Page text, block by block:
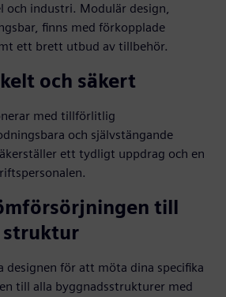
och industri. Modulär design,
finns med förkopplade
ett brett utbud av tillbehör.
och säkert
med tillförlitlig
och självstängande
ett tydligt uppdrag och en
till
struktur
designen för att möta dina specifika
till alla byggnadsstrukturer med